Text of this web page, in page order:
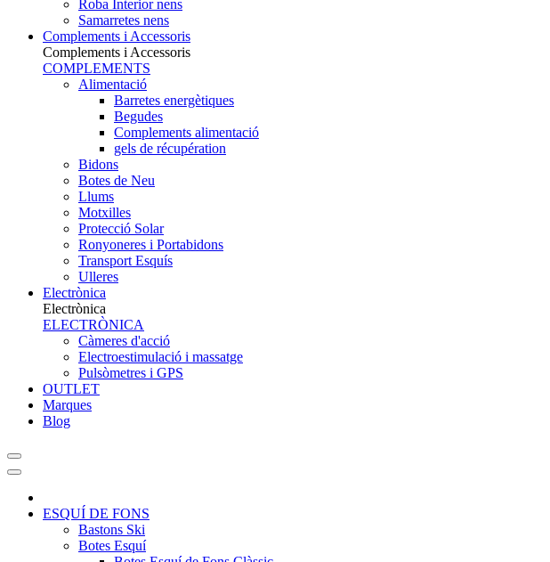
Roba Interior nens
Samarretes nens
Complements i Accessoris
Complements i Accessoris
COMPLEMENTS
Alimentació
Barretes energètiques
Begudes
Complements alimentació
gels de récupération
Bidons
Botes de Neu
Llums
Motxilles
Protecció Solar
Ronyoneres i Portabidons
Transport Esquís
Ulleres
Electrònica
Electrònica
ELECTRÒNICA
Càmeres d'acció
Electroestimulació i massatge
Pulsòmetres i GPS
OUTLET
Marques
Blog
ESQUÍ DE FONS
Bastons Ski
Botes Esquí